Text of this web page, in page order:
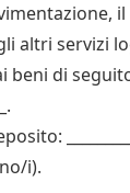
altri servizi
beni di
i).